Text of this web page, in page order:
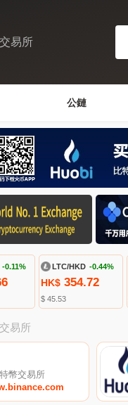
易所
公鏈
-0.11% LTC/HKD -0.44%
HK$354.72
$ 45.53
易所
幣交易所